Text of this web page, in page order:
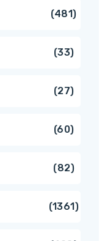
481481
3333
2727
6060
8282
13611361